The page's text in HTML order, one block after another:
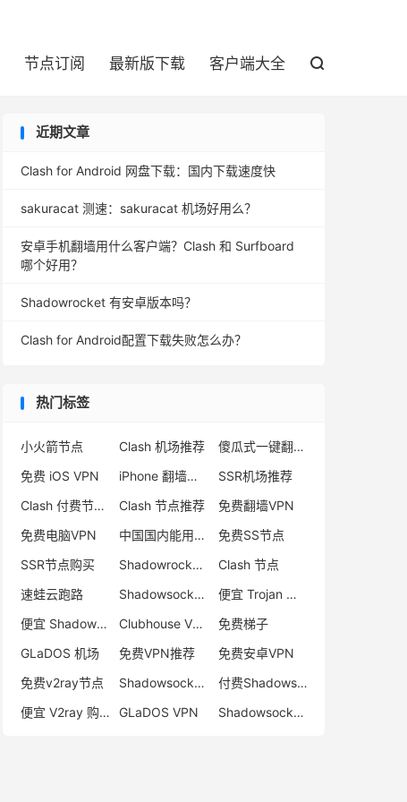
节点订阅 最新版下载 客户端大全 
近期文章
Clash for Android 网盘下载：国内下载速度快
sakuracat 测速：sakuracat 机场好用么？
安卓手机翻墙用什么客户端？Clash 和 Surfboard
哪个好用？
Shadowrocket 有安卓版本吗？
Clash for Android配置下载失败怎么办？
热门标签
小火箭节点 Clash 机场推荐
傻瓜式一键翻墙VPN客户端
免费 iOS VPN
iPhone 翻墙代理软件
SSR机场推荐
Clash 付费节点购买
Clash 节点推荐
免费翻墙VPN
免费电脑VPN
中国国内能用的翻墙VPN推荐
免费SS节点
SSR节点购买
Shadowrocket 地址
Clash 节点
速蛙云跑路
Shadowsocks 付费节点
便宜 Trojan 购买
便宜 Shadowsocks 购买
Clubhouse VPN
免费梯子
GLaDOS 机场
免费VPN推荐
免费安卓VPN
免费v2ray节点
Shadowsocks 服务器
付费Shadowsocks推荐
便宜 V2ray 购买
GLaDOS VPN Shadowsocks 节点哪里买